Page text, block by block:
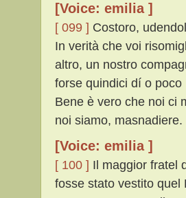
[Voice: emilia ]
[ 099 ] Costoro,
In verità che voi
altro, un nostro
forse quindici dí o
Bene è vero che noi ci
noi siamo, masnadiere.
[Voice: emilia ]
[ 100 ] Il maggior fratel
fosse stato vestito